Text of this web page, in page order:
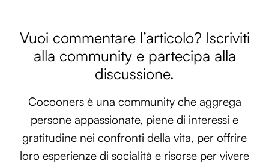
Vuoi commentare l’articolo? Iscriviti
alla community e partecipa alla
discussione.
Cocooners è una community che aggrega
persone appassionate, piene di interessi e
gratitudine nei confronti della vita, per offrire
loro esperienze di socialità e risorse per vivere